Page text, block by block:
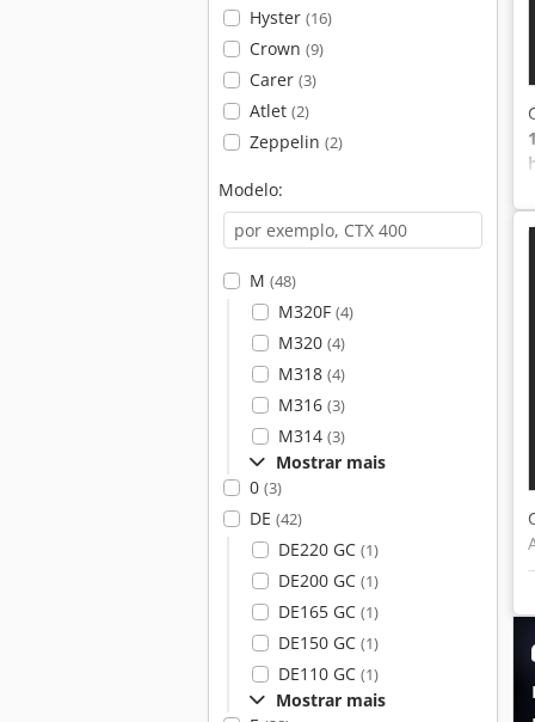
Hyster (16)
Crown (9)
Carer (3)
Atlet (2)
Zeppelin (2)
Modelo:
M (48)
M320F (4)
M320 (4)
M318 (4)
M316 (3)
M314 (3)
Mostrar mais
0 (3)
DE (42)
DE220 GC (1)
DE200 GC (1)
DE165 GC (1)
DE150 GC (1)
DE110 GC (1)
Mostrar mais